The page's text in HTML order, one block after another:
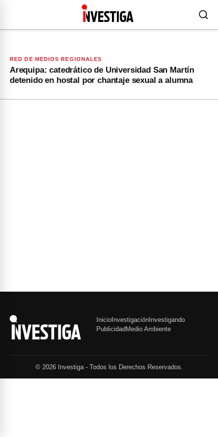
RED DE MEDIOS REGIONALES
Arequipa: catedrático de Universidad San Martín
detenido en hostal por chantaje sexual a alumna
InicioInvestigaciónInvestigando
PublicidadMedio Ambiente
© 2026 Investiga - Todos los Derechos Reservados.